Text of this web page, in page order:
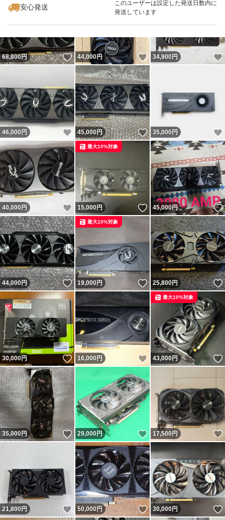
安心発送
このユーザーは設定した発送日数内に
発送しています
68,800円 いいね！
44,000円 いいね！
34,900円
46,000 円 いいね！
45,000円 いいね！
35,000 円
40,000 円 いいね！
15,000円 いいね！
最大10%対象
45,000円
44,000円 いいね！
19,000円 いいね！
最大10%対象
25,800円
30,000円 いいね！
16,000円 いいね！
43,000円
最大10%対象
35,000円 いいね！
29,000円 いいね！
17,500円
21,800円 いいね！
50,000円 いいね！
30,000円